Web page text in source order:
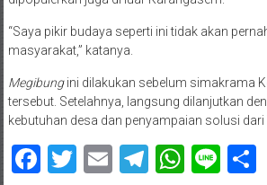
“Saya pikir budaya seperti ini tidak akan
masyarakat,” katanya.
Megibungini dilakukan sebelum simakrama
tersebut. Setelahnya, langsung dilanjutkan
kebutuhan desa dan penyampaian solusi dari
Facebook
Twitter
EmailTelegram
Line